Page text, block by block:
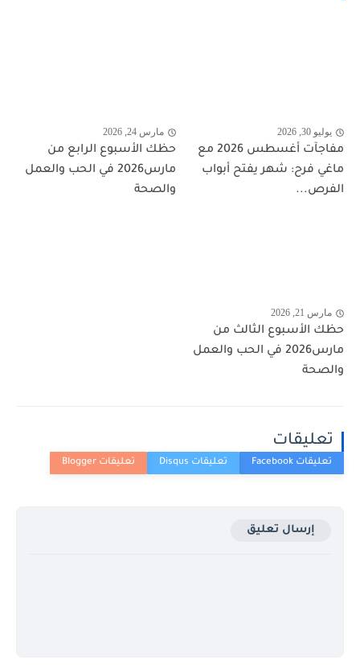
يوليو 30, 2026
مفاجآت أغسطس 2026 مع
ماغي فرح: شهر يفتح أبواب
الفرص...
مارس 24, 2026
حظك الأسبوع الرابع من
مارس2026 في الحب والعمل
والصحة
مارس 21, 2026
حظك الأسبوع الثالث من
مارس2026 في الحب والعمل
والصحة
تعليقات
إرسال تعليق